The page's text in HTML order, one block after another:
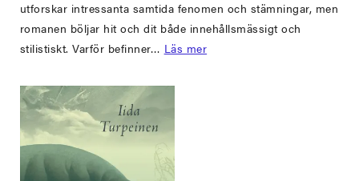
utforskar intressanta samtida fenomen och stämningar, men
romanen böljar hit och dit både innehållsmässigt och
stilistiskt. Varför befinner… Läs mer